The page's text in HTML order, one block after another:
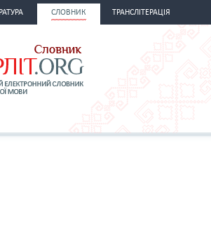
СЛОВНИК ТРАНСЛІТЕРАЦІЯ